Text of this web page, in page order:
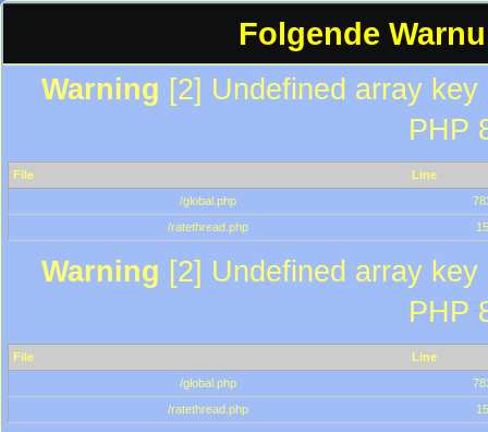
Folgende
Warning [2] Undefined array
PHP
File
Line
/global.php
/ratethread.php
15
Warning [2] Undefined array
PHP
File
Line
/global.php
/ratethread.php
15